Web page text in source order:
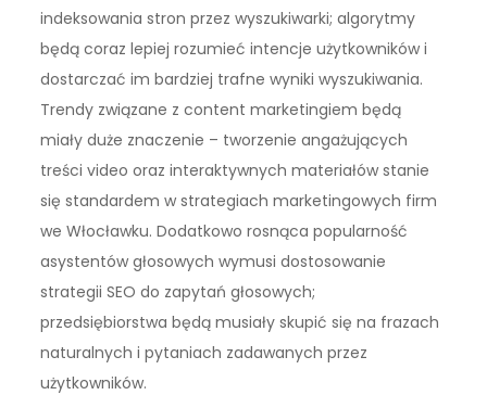
indeksowania stron przez wyszukiwarki; algorytmy
będą coraz lepiej rozumieć intencje użytkowników i
dostarczać im bardziej trafne wyniki wyszukiwania.
Trendy związane z content marketingiem będą
miały duże znaczenie – tworzenie angażujących
treści video oraz interaktywnych materiałów stanie
się standardem w strategiach marketingowych firm
we Włocławku. Dodatkowo rosnąca popularność
asystentów głosowych wymusi dostosowanie
strategii SEO do zapytań głosowych;
przedsiębiorstwa będą musiały skupić się na frazach
naturalnych i pytaniach zadawanych przez
użytkowników.